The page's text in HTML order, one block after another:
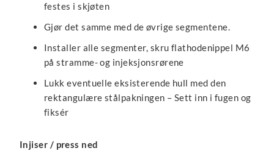
festes i skjøten
Gjør det samme med de øvrige segmentene.
Installer alle segmenter, skru flathodenippel M6
på stramme- og injeksjonsrørene
Lukk eventuelle eksisterende hull med den
rektangulære stålpakningen – Sett inn i fugen og
fiksér
Injiser / press ned